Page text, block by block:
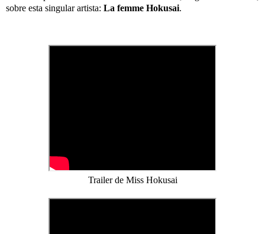
sobre esta singular artista: La femme Hokusai.
Trailer de Miss Hokusai